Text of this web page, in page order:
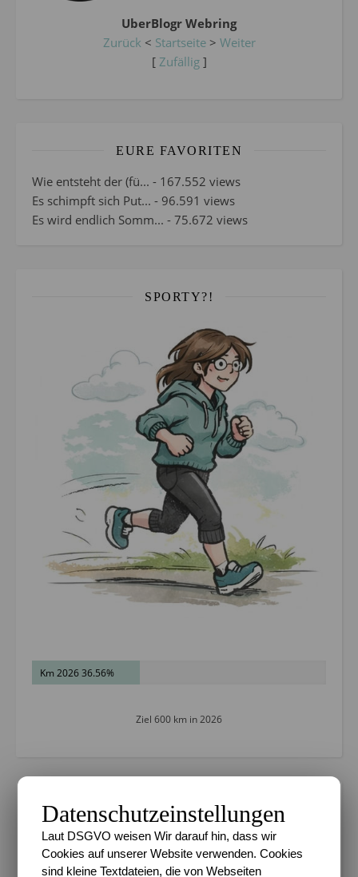
UberBlogr Webring
Zurück < Startseite> Weiter
[ Zufällig]
EURE FAVORITEN
Wie entsteht der (fü... - 167.552 views
Es schimpft sich Put... - 96.591 views
Es wird endlich Somm... - 75.672 views
SPORTY?!
Km 2026 36.56%
Ziel 600 km in 2026
METADATEN
Datenschutz
Impressum
Datenschutzeinstellungen
Laut DSGVO weisen Wir darauf hin, dass wir
Cookies auf unserer Website verwenden. Cookies
sind kleine Textdateien, die von Webseiten